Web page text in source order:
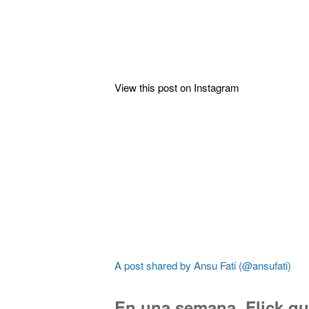
View this post on Instagram
A post shared by Ansu Fati (@ansufati)